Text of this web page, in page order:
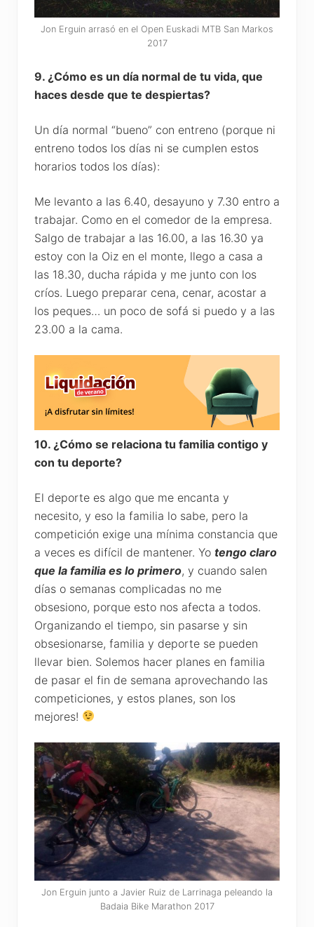
Jon Erguin arrasó en el Open Euskadi MTB San Markos
2017
9. ¿Cómo es un día normal de tu vida, que
haces desde que te despiertas?
Un día normal “bueno” con entreno (porque ni
entreno todos los días ni se cumplen estos
horarios todos los días):
Me levanto a las 6.40, desayuno y 7.30 entro a
trabajar. Como en el comedor de la empresa.
Salgo de trabajar a las 16.00, a las 16.30 ya
estoy con la Oiz en el monte, llego a casa a
las 18.30, ducha rápida y me junto con los
críos. Luego preparar cena, cenar, acostar a
los peques… un poco de sofá si puedo y a las
23.00 a la cama.
10. ¿Cómo se relaciona tu familia contigo y
con tu deporte?
El deporte es algo que me encanta y
necesito, y eso la familia lo sabe, pero la
competición exige una mínima constancia que
a veces es difícil de mantener. Yo tengo claro
que la familia es lo primero, y cuando salen
días o semanas complicadas no me
obsesiono, porque esto nos afecta a todos.
Organizando el tiempo, sin pasarse y sin
obsesionarse, familia y deporte se pueden
llevar bien. Solemos hacer planes en familia
de pasar el fin de semana aprovechando las
competiciones, y estos planes, son los
mejores!
Jon Erguin junto a Javier Ruiz de Larrinaga peleando la
Badaia Bike Marathon 2017